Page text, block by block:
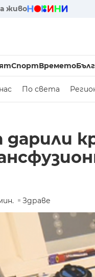
живо
СпортВремето
По света
Здраве